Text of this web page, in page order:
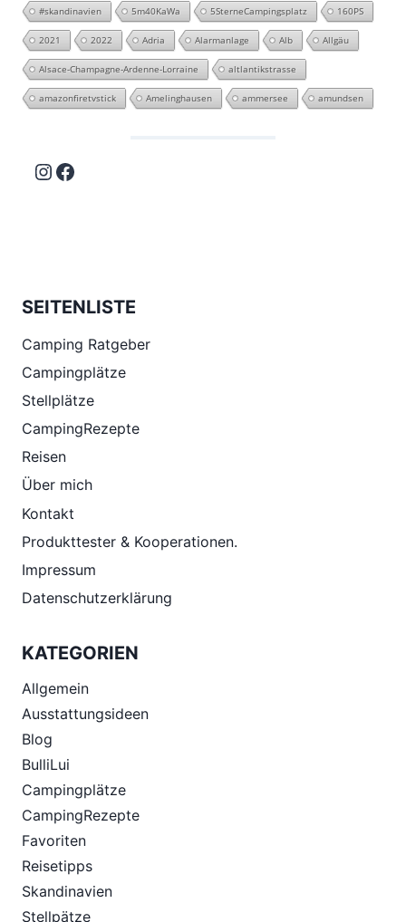
#skandinavien 5m40KaWa 5SterneCampingsplatz 160PS
2021 2022 Adria Alarmanlage Alb Allgäu
Alsace-Champagne-Ardenne-Lorraine altlantikstrasse
amazonfiretvstick Amelinghausen ammersee amundsen
Instagram
Facebook
SEITENLISTE
Camping Ratgeber
Campingplätze
Stellplätze
CampingRezepte
Reisen
Über mich
Kontakt
Produkttester & Kooperationen.
Impressum
Datenschutzerklärung
KATEGORIEN
Allgemein
Ausstattungsideen
Blog
BulliLui
Campingplätze
CampingRezepte
Favoriten
Reisetipps
Skandinavien
Stellpätze